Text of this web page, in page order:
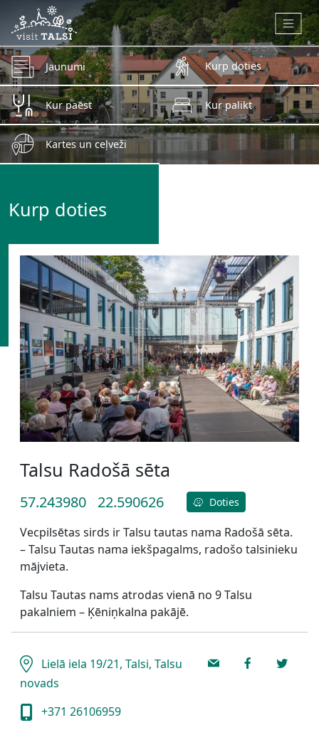
Skip to main content
Jaunumi Kurp doties
Kur paēst Kur palikt
Kartes un ceļveži
Kurp doties
Talsu Radošā sēta
57.243980 22.590626 Doties
Vecpilsētas sirds ir Talsu tautas nama Radošā sēta.
–Talsu Tautas nama iekšpagalms, radošo talsinieku
mājvieta.
Talsu Tautas nams atrodas vienā no 9 Talsu
pakalniem – Ķēniņkalna pakājē.
Lielā iela 19/21, Talsi, Talsu
novads
+371 26106959